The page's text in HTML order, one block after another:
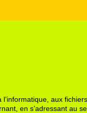
aux
en s’adressant au